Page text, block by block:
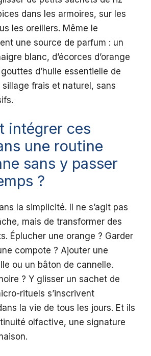
dans les armoires, sur les
les oreillers. Même le
une source de parfum : un
blanc, d’écorces d’orange
d’huile essentielle de
frais et naturel, sans
intégrer ces
une routine
sans y passer
?
la simplicité. Il ne s’agit pas
mais de transformer des
Éplucher une orange ? Garder
compote ? Ajouter une
ou un bâton de cannelle.
? Y glisser un sachet de
rituels s’inscrivent
la vie de tous les jours. Et ils
olfactive, une signature